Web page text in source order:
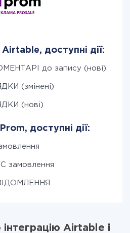
доступні дії:
до запису (нові)
(змінені)
(нові)
доступні дії:
замовлення
Airtable і